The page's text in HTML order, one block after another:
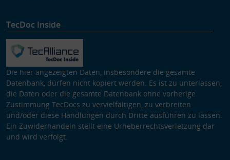
TecDoc Inside
Die hier angezeigten Daten, insbesondere die gesamte
Datenbank, dürfen nicht kopiert werden. Es ist zu unterlassen,
die Daten oder die gesamte Datenbank ohne vorherige
Zustimmung TecDocs zu vervielfältigen, zu verbreiten
und/oder diese Handlungen durch Dritte ausführen zu lassen.
Ein Zuwiderhandeln stellt eine Urheberrechtsverletzung dar
und wird verfolgt.